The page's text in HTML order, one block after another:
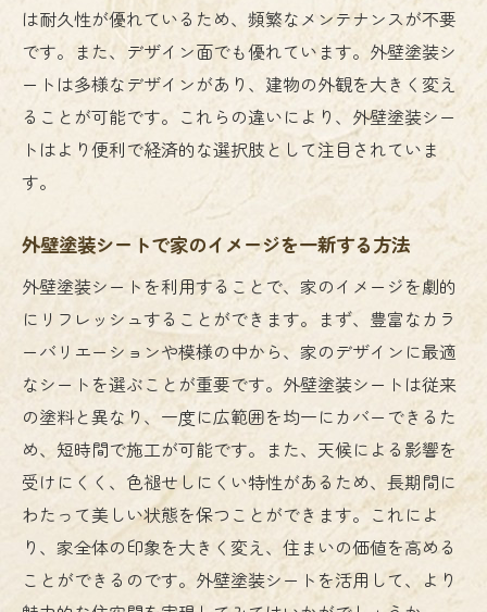
外壁塗装シートの効果を最大限に引き出す
貼り方
外壁塗装シートの美しさを保つための日常
ケア
外壁塗装シートの寿命を延ばすためのヒン
専門家に聞いた外壁塗装シートの活用法
あなたの家をより魅力的にする外壁塗装シート
の選び方
外壁塗装シートで住まいに個性を出す方法
理想の仕上がりを目指す外壁塗装シートの
選定
周囲の風景と調和する外壁塗装シートの選
び方
外壁塗装シートで印象を変えるテクニック
価格帯別に見る外壁塗装シートの選び方
外壁塗装シートの選び方で失敗しないコツ
は耐久性が優れているため、頻繁なメンテナンスが不要
です。また、デザイン面でも優れています。外壁塗装シ
ートは多様なデザインがあり、建物の外観を大きく変え
ることが可能です。これらの違いにより、外壁塗装シー
トはより便利で経済的な選択肢として注目されていま
す。
外壁塗装シートで家のイメージを一新する方法
外壁塗装シートを利用することで、家のイメージを劇的
にリフレッシュすることができます。まず、豊富なカラ
ーバリエーションや模様の中から、家のデザインに最適
なシートを選ぶことが重要です。外壁塗装シートは従来
の塗料と異なり、一度に広範囲を均一にカバーできるた
め、短時間で施工が可能です。また、天候による影響を
受けにくく、色褪せしにくい特性があるため、長期間に
わたって美しい状態を保つことができます。これによ
り、家全体の印象を大きく変え、住まいの価値を高める
ことができるのです。外壁塗装シートを活用して、より